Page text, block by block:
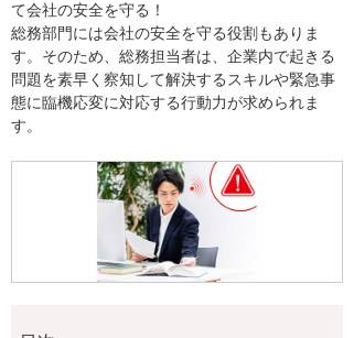
て会社の安全を守る！
総務部門には会社の安全を守る役割もありま
す。そのため、総務担当者は、企業内で起きる
問題を素早く察知して解決するスキルや緊急事
態に臨機応変に対応する行動力が求められま
す。